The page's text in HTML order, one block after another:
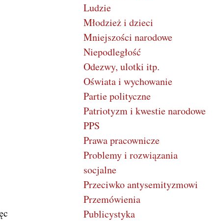
Ludzie
Młodzież i dzieci
Mniejszości narodowe
Niepodległość
Odezwy, ulotki itp.
Oświata i wychowanie
Partie polityczne
Patriotyzm i kwestie narodowe
PPS
Prawa pracownicze
Problemy i rozwiązania
socjalne
Przeciwko antysemityzmowi
Przemówienia
Publicystyka